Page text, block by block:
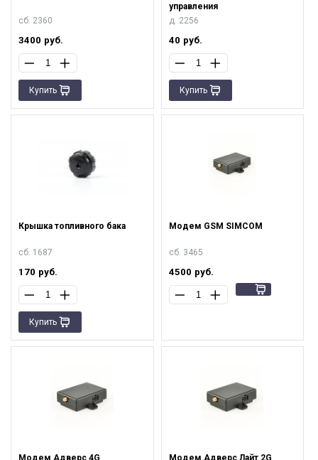
cб. 2360
3400 руб.
Купить
управления
д. 2256
40 руб.
Купить
Крышка топливного бака
сб. 1687
170 руб.
Купить
Модем GSM SIMCOM
сб. 3465
4500 руб.
Модем Адверс 4G Модем Адверс Лайт 2G